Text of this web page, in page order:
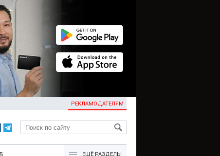
РЕКЛАМОДАТЕЛЯМ
KG
ЕЩЁ РАЗДЕЛЫ